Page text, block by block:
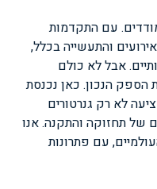
עם התקדמות
והתעשייה בכלל,
אבל לא כולם
הספק הנכון. כאן נכנסת
לא רק גנרטורים
של תחזוקה והתקנה. אנו
עם פתרונות